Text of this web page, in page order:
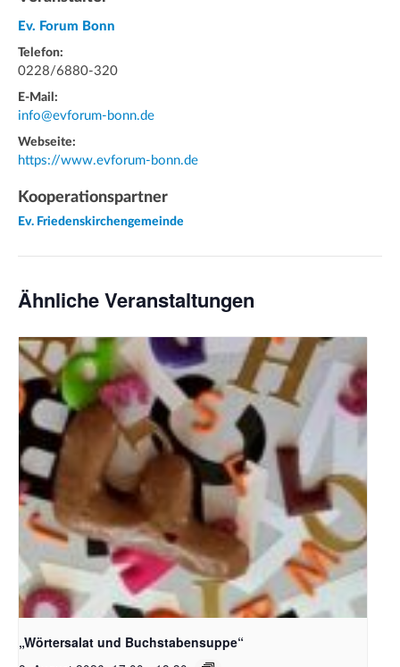
Ev. Forum Bonn
Telefon:
0228/6880-320
E-Mail:
info@evforum-bonn.de
Webseite:
https://www.evforum-bonn.de
Kooperationspartner
Ev. Friedenskirchengemeinde
Ähnliche Veranstaltungen
Bildquelle_ Pixabay Free_Christoph Meinersmann
„Wörtersalat und Buchstabensuppe“